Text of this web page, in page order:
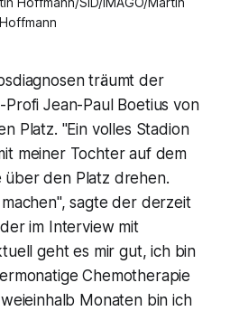
Hoffmann
träumt der
Profi Jean-Paul Boetius von
Platz. "Ein volles Stadion
meiner Tochter auf dem
über den Platz drehen.
sagte der derzeit
im Interview mit
geht es mir gut, ich bin
Chemotherapie
Monaten bin ich